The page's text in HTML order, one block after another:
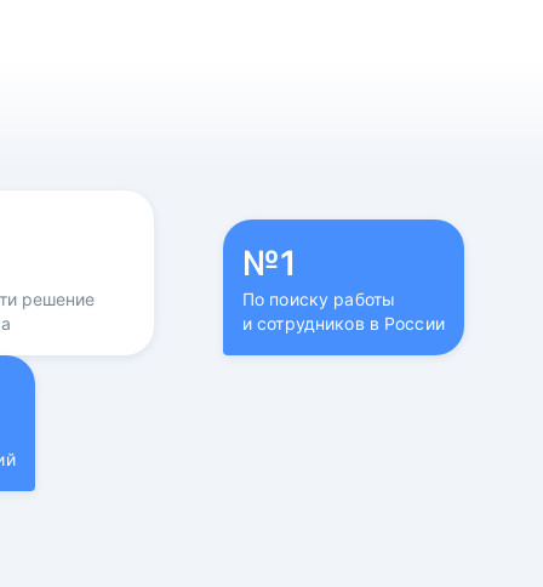
решение
№1
По поиску работы
и сотрудников в России